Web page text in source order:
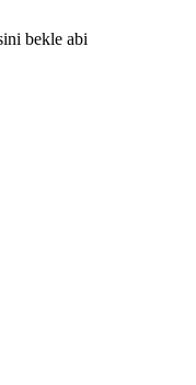
bekle abi